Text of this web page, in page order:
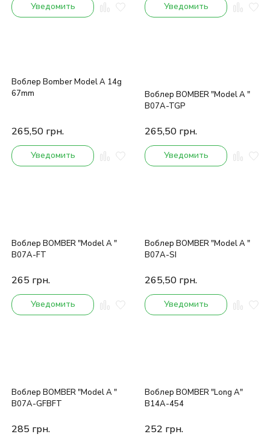
Уведомить Уведомить
Воблер Bomber Model A 14g
67mm
265,50 грн.
Уведомить
Воблер BOMBER "Model A "
B07A-TGP
265,50 грн.
Уведомить
Воблер BOMBER "Model A "
B07A-FT
265 грн.
Уведомить
Воблер BOMBER "Model A "
B07A-SI
265,50 грн.
Уведомить
Воблер BOMBER "Model A "
B07A-GFBFT
285 грн.
Воблер BOMBER "Long A"
B14A-454
252 грн.